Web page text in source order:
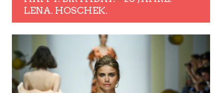
LENA. HOSCHEK.